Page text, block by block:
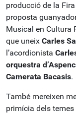
producció de la
proposta
Musical en Cultura
que uneix Carles
l’acordionista
orquestra
Camerata Bacasis.
També mereixen
primícia dels temes